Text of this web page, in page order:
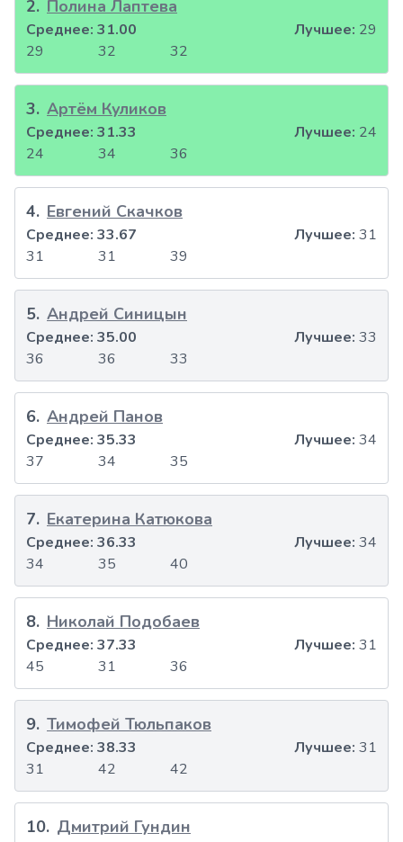
2. Полина Лаптева
29 32 32
Среднее: 31.00 Лучшее: 29
3. Артём Куликов
24 34 36
Среднее: 31.33 Лучшее: 24
4. Евгений Скачков
31 31 39
Среднее: 33.67 Лучшее: 31
5. Андрей Синицын
36 36 33
Среднее: 35.00 Лучшее: 33
6. Андрей Панов
37 34 35
Среднее: 35.33 Лучшее: 34
7. Екатерина Катюкова
34 35 40
Среднее: 36.33 Лучшее: 34
8. Николай Подобаев
45 31 36
Среднее: 37.33 Лучшее: 31
9. Тимофей Тюльпаков
31 42 42
Среднее: 38.33 Лучшее: 31
10. Дмитрий Гундин